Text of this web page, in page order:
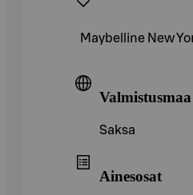
Maybelline New
Valmistusmaa
Saksa
Ainesosat